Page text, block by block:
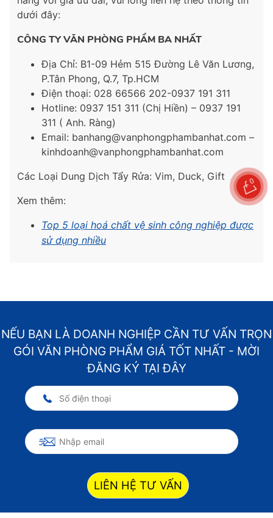
dưới đây:
CÔNG TY VĂN PHÒNG PHẨM BA NHẤT
Địa Chỉ: B1-09 Hẻm 515 Đường Lê Văn Lương,
P.Tân Phong, Q.7, Tp.HCM
Điện thoại: 028 66566 202-0937 191 311
Hotline: 0937 151 311 (Chị Hiền) – 0937 191
311 ( Anh. Ràng)
Email: banhang@vanphongphambanhat.com –
kinhdoanh@vanphongphambanhat.com
Các Loại Dung Dịch Tẩy Rửa: Vim, Duck, Gift
Xem thêm:
Top 5 loại hoá chất vệ sinh công nghiệp được
sử dụng nhiều
NẾU BẠN LÀ DOANH NGHIỆP CẦN TƯ VẤN TRỌN
GÓI VĂN PHÒNG PHẨM GIÁ TỐT NHẤT - MỜI
ĐĂNG KÝ TẠI ĐÂY
LIÊN HỆ TƯ VẤN
0